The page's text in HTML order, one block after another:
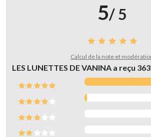
5/ 5
Calcul de la note et
LES LUNETTES DE VANINA a reçu 363